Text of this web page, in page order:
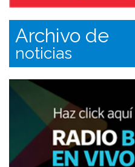
Archivo de
noticias